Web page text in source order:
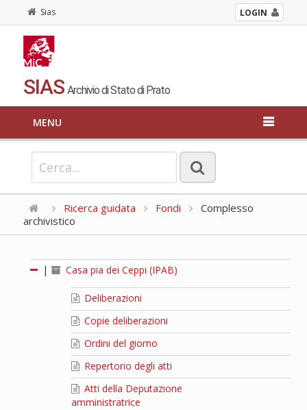
Sias LOGIN
SIAS Archivio di Stato di Prato
MENU
Ricerca guidata Fondi
Complesso
archivistico
| Casa pia dei Ceppi (IPAB)
Deliberazioni
Copie deliberazioni
Ordini del giorno
Repertorio degli atti
Atti della Deputazione
amministratrice